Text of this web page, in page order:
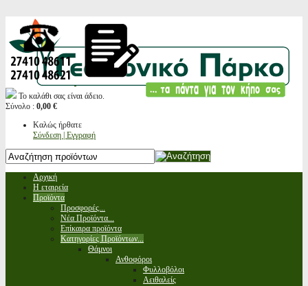
Το καλάθι σας είναι άδειο.
Σύνολο : 0,00 €
Καλώς ήρθατε
Σύνδεση | Εγγραφή
Αρχική
Η εταιρεία
Προϊόντα
Προσφορές...
Νέα Προϊόντα...
Επίκαιρα προϊόντα
Κατηγορίες Προϊόντων...
Θάμνοι
Ανθοφόροι
Φυλλοβόλοι
Αειθαλείς